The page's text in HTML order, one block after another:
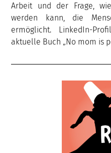
Arbeit und der Frage,
werden kann, die
ermöglicht. LinkedIn-
aktuelle Buch „No mom is